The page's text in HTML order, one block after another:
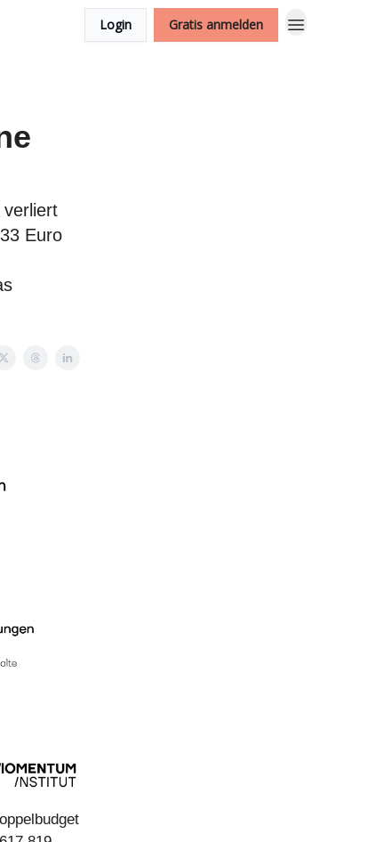
Login Gratis anmelden
Euro